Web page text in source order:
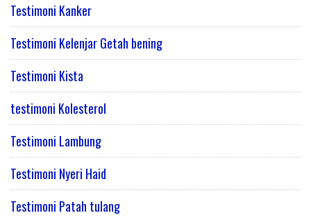
Testimoni Kanker
Testimoni Kelenjar Getah bening
Testimoni Kista
testimoni Kolesterol
Testimoni Lambung
Testimoni Nyeri Haid
Testimoni Patah tulang